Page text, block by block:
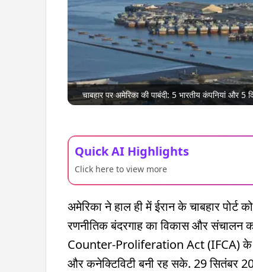
चाबहार पर अमेरिका की पाबंदी: 5 भारतीय कंपनियां
Quick AI Highlights
Click here to view more
अमेरिका ने हाल ही में ईरान के चाबहार
रणनीतिक बंदरगाह का विकास और
Counter-Proliferation Act (IFCA) के
और कनेक्टिविटी बनी रह सके. 29 सितंबर